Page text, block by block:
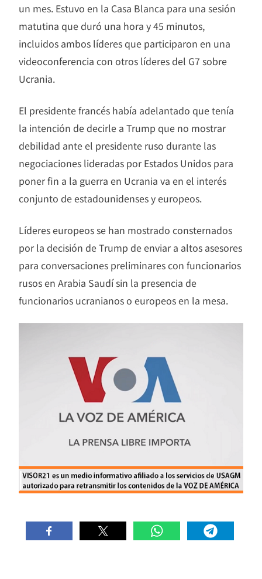
un mes. Estuvo en la Casa Blanca para una sesión
matutina que duró una hora y 45 minutos,
incluidos ambos líderes que participaron en una
videoconferencia con otros líderes del G7 sobre
Ucrania.
El presidente francés había adelantado que tenía
la intención de decirle a Trump que no mostrar
debilidad ante el presidente ruso durante las
negociaciones lideradas por Estados Unidos para
poner fin a la guerra en Ucrania va en el interés
conjunto de estadounidenses y europeos.
Líderes europeos se han mostrado consternados
por la decisión de Trump de enviar a altos asesores
para conversaciones preliminares con funcionarios
rusos en Arabia Saudí sin la presencia de
funcionarios ucranianos o europeos en la mesa.